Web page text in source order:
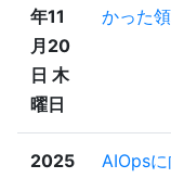
年11
月20
日 木
曜日
かった
2025
AIOps